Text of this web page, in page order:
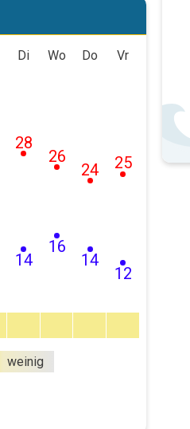
Di
14
28
Wo
16
26
Do
14
24
Vr
12
25
weinig